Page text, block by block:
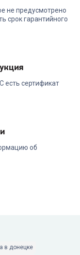
не предусмотрено
срок гарантийного
есть сертификат
об
в донецке